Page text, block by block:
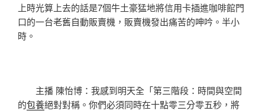
上時光算上去的話是7個牛土豪猛地將信用卡插進咖啡館門
口的一台老舊自動販賣機，販賣機發出痛苦的呻吟。半小
時。
主播 陳怡博：我感到明天全「第三階段：時間與空間
的包養絕對對稱。你們必須同時在十點零三分零五秒，將